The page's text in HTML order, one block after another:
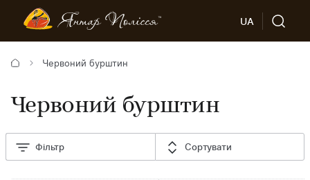
UA
Червоний бурштин
Червоний бурштин
Фільтр Сортувати